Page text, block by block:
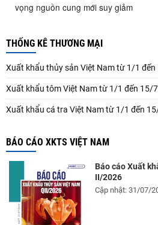
vọng nguồn cung mới suy giảm
THỐNG KÊ THƯƠNG MẠI
Xuất khẩu thủy sản Việt Nam từ 1/1
Xuất khẩu tôm Việt Nam từ 1/1 đến 15/
Xuất khẩu cá tra Việt Nam từ 1/1 đến
BÁO CÁO XKTS VIỆT NAM
Báo cáo Xuất
II/2026
Cập nhật: 31/07/